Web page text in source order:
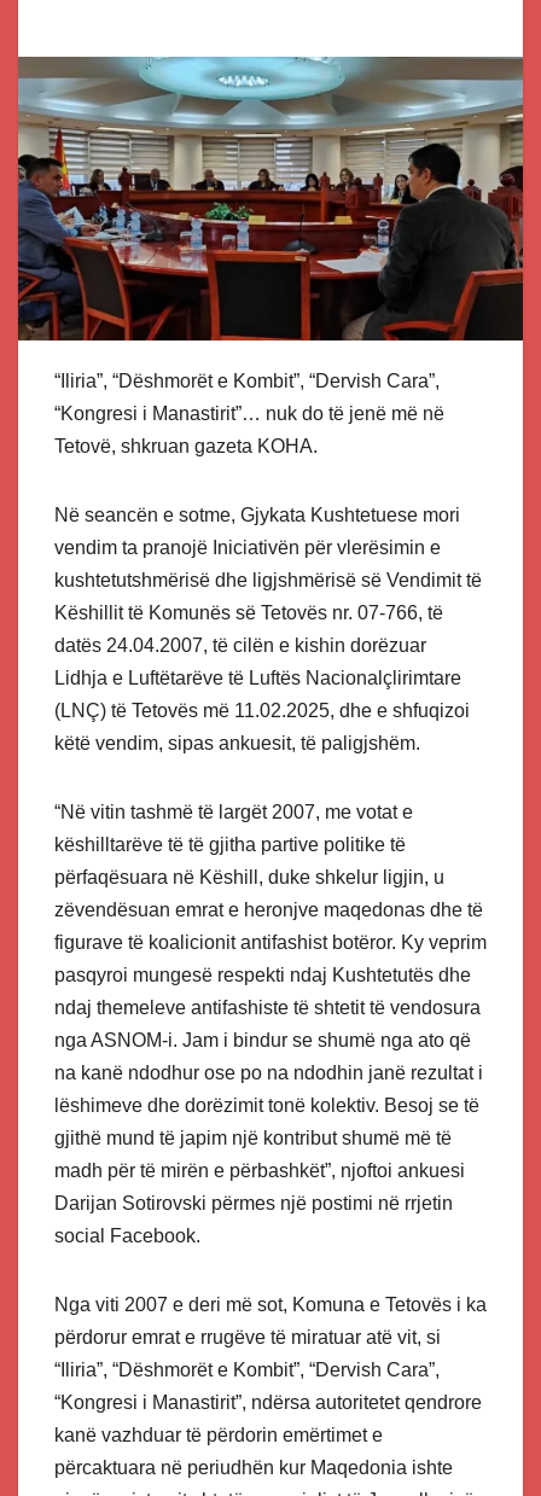
“Iliria”, “Dëshmorët e Kombit”, “Dervish Cara”,
“Kongresi i Manastirit”… nuk do të jenë më në
Tetovë, shkruan gazeta KOHA.
Në seancën e sotme, Gjykata Kushtetuese mori
vendim ta pranojë Iniciativën për vlerësimin e
kushtetutshmërisë dhe ligjshmërisë së Vendimit të
Këshillit të Komunës së Tetovës nr. 07-766, të
datës 24.04.2007, të cilën e kishin dorëzuar
Lidhja e Luftëtarëve të Luftës Nacionalçlirimtare
(LNÇ) të Tetovës më 11.02.2025, dhe e shfuqizoi
këtë vendim, sipas ankuesit, të paligjshëm.
“Në vitin tashmë të largët 2007, me votat e
këshilltarëve të të gjitha partive politike të
përfaqësuara në Këshill, duke shkelur ligjin, u
zëvendësuan emrat e heronjve maqedonas dhe të
figurave të koalicionit antifashist botëror. Ky veprim
pasqyroi mungesë respekti ndaj Kushtetutës dhe
ndaj themeleve antifashiste të shtetit të vendosura
nga ASNOM-i. Jam i bindur se shumë nga ato që
na kanë ndodhur ose po na ndodhin janë rezultat i
lëshimeve dhe dorëzimit tonë kolektiv. Besoj se të
gjithë mund të japim një kontribut shumë më të
madh për të mirën e përbashkët”, njoftoi ankuesi
Darijan Sotirovski përmes një postimi në rrjetin
social Facebook.
Nga viti 2007 e deri më sot, Komuna e Tetovës i ka
përdorur emrat e rrugëve të miratuar atë vit, si
“Iliria”, “Dëshmorët e Kombit”, “Dervish Cara”,
“Kongresi i Manastirit”, ndërsa autoritetet qendrore
kanë vazhduar të përdorin emërtimet e
përcaktuara në periudhën kur Maqedonia ishte